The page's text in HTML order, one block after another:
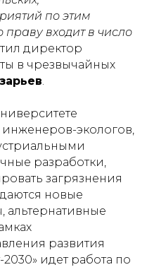
по этим
входит в число
директор
в чрезвычайных
.
инженеров-экологов,
разработки,
загрязнения
новые
альтернативные
развития
идет работа по